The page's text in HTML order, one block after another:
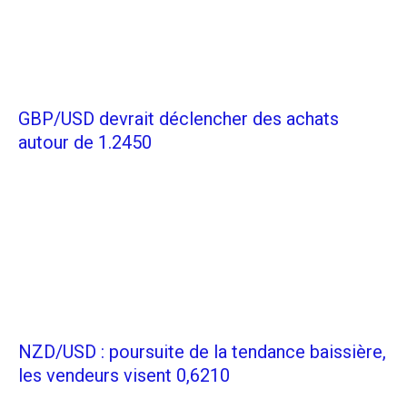
GBP/USD devrait déclencher des achats
autour de 1.2450
NZD/USD : poursuite de la tendance baissière,
les vendeurs visent 0,6210